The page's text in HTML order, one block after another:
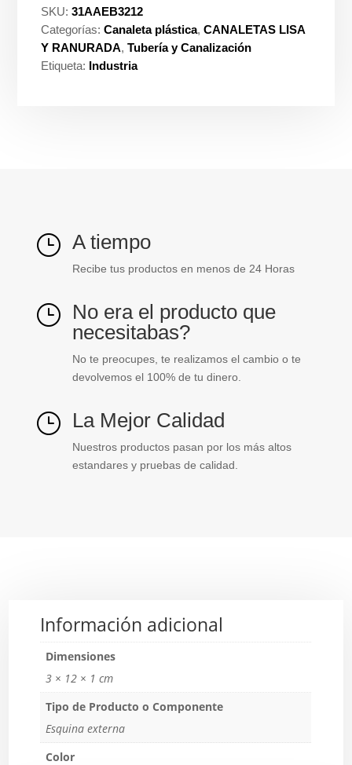
blanco
Dexson
DXN11071
cantidad
SKU:31AAEB3212
Categorías:Canaleta plástica,CANALETAS LISA
Y RANURADA,Tubería y Canalización
Etiqueta: Industria
} A tiempo
Recibe tus productos en menos de 24 Horas
} No era el producto que
necesitabas?
No te preocupes, te realizamos el cambio o te
devolvemos el 100% de tu dinero.
} La Mejor Calidad
Nuestros productos pasan por los más altos
estandares y pruebas de calidad.
Información adicional
Dimensiones
3 × 12 × 1 cm
Tipo de Producto o Componente
Esquina externa
Color